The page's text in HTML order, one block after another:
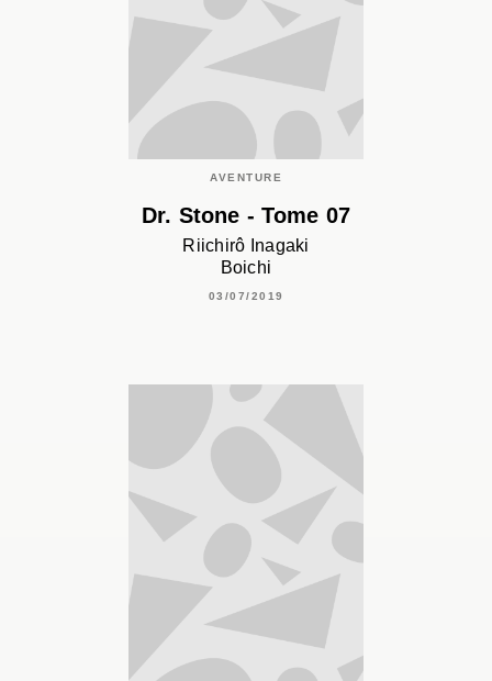
AVENTURE
Dr. Stone - Tome 07
Riichirô Inagaki
Boichi
03/07/2019